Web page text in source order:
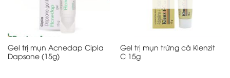
Gel trị mụn Acnedap Cipla
Dapsone (15g)
Gel trị mụn trứng cá Klenzit
C 15g